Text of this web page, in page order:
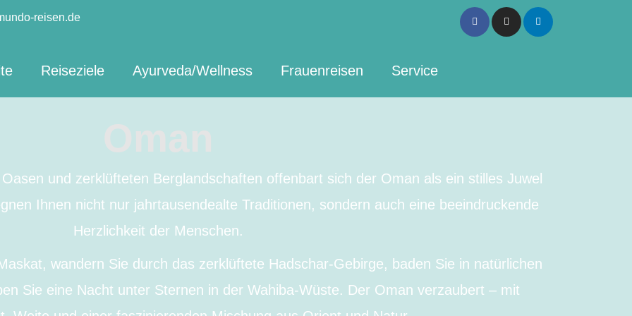
reisen.de
Facebook-
f
InstagramLinkedin
Reiseziele Ayurveda/Wellness Frauenreisen Service
Oman
und zerklüfteten Berglandschaften offenbart sich der Oman als ein stilles Juwel
Ihnen nicht nur jahrtausendealte Traditionen, sondern auch eine beeindruckende
Herzlichkeit der Menschen.
wandern Sie durch das zerklüftete Hadschar-Gebirge, baden Sie in natürlichen
Sie eine Nacht unter Sternen in der Wahiba-Wüste. Der Oman verzaubert – mit